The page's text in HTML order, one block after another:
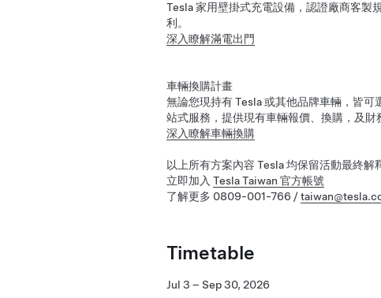
Tesla 家用壁掛式充電設備，認證廠商客製
利。
深入瞭解滿電出門
車輛換購計畫
無論您現持有 Tesla 或其他品牌車輛，皆
站式服務，提供現有車輛報價、換購，及財
深入瞭解車輛換購
以上所有方案內容 Tesla 均保留活動最終解
立即加入 Tesla Taiwan 官方帳號
了解更多 0809-001-766 /
Timetable
Jul 3 – Sep 30, 2026